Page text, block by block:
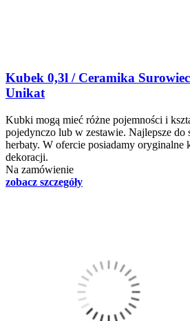
Kubek 0,3l / Ceramika
Unikat
Kubki mogą mieć różne pojemności i
pojedynczo lub w zestawie. Najlepsze
herbaty. W ofercie posiadamy oryginalne
dekoracji.
Na zamówienie
zobacz szczegóły